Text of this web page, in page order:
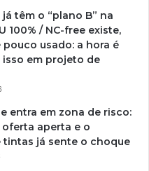
têm o “plano B” na
100% / NC-free existe,
pouco usado: a hora é
em projeto de
entra em zona de risco:
aperta e o
tintas já sente o choque